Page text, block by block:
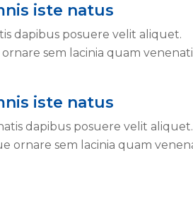
iste natus
dapibus posuere velit aliquet.
sem lacinia quam
iste natus
dapibus posuere velit aliquet.
ornare sem lacinia quam